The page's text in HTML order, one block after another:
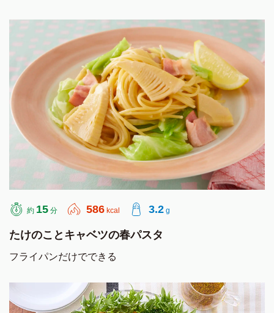
約 15 分 586 kcal 3.2 g
たけのことキャベツの春パスタ
フライパンだけでできる